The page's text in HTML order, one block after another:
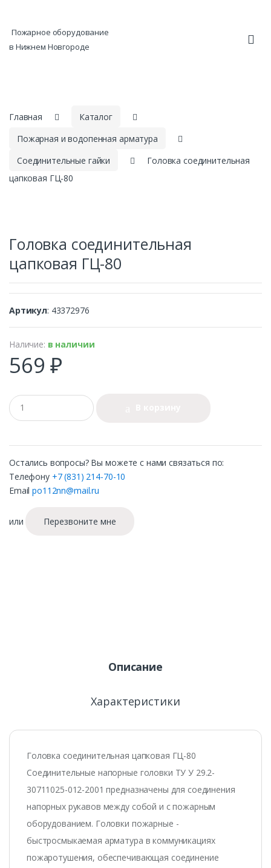
Пожарное оборудование
в Нижнем Новгороде
Главная
Каталог
Пожарная и водопенная арматура
Соединительные гайки
Головка соединительная
цапковая ГЦ-80
Головка соединительная
цапковая ГЦ-80
Артикул: 43372976
Наличие: в наличии
569 ₽
Остались вопросы? Вы можете с нами связаться по:
Телефону +7 (831) 214-70-10
Emailpo112nn@mail.ru
или Перезвоните мне
Описание
Характеристики
Головка соединительная цапковая ГЦ-80
Соединительные напорные головки ТУ У 29.2-
30711025-012-2001 предназначены для соединения
напорных рукавов между собой и с пожарным
оборудованием. Головки пожарные -
быстросмыкаемая арматура в коммуникациях
пожаротушения, обеспечивающая соединение